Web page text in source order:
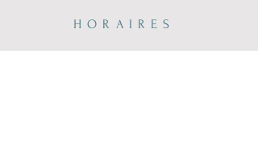
HORAIRES
Mar - Sam : 11 h - 18 h 30